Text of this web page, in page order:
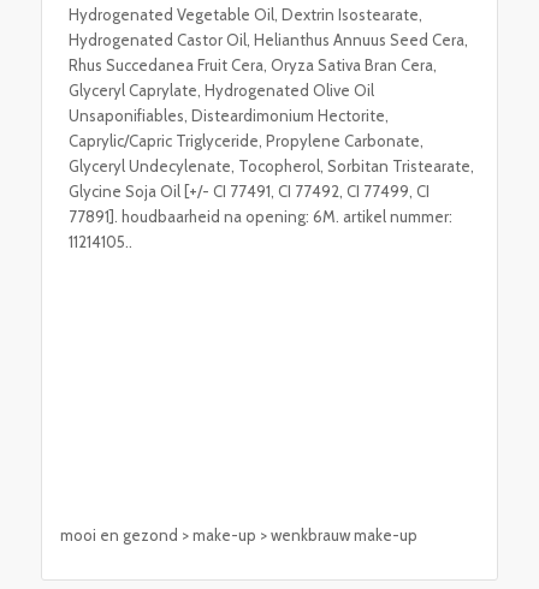
Hydrogenated Vegetable Oil, Dextrin Isostearate,
Hydrogenated Castor Oil, Helianthus Annuus Seed Cera,
Rhus Succedanea Fruit Cera, Oryza Sativa Bran Cera,
Glyceryl Caprylate, Hydrogenated Olive Oil
Unsaponifiables, Disteardimonium Hectorite,
Caprylic/Capric Triglyceride, Propylene Carbonate,
Glyceryl Undecylenate, Tocopherol, Sorbitan Tristearate,
Glycine Soja Oil [+/- CI 77491, CI 77492, CI 77499, CI
77891]. houdbaarheid na opening: 6M. artikel nummer:
11214105..
mooi en gezond > make-up > wenkbrauw make-up